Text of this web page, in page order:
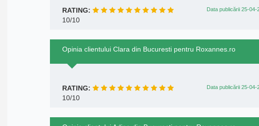
RATING: Data publicării 25-04-
10/10
Opinia clientului Clara din Bucuresti pentru Roxannes.ro
RATING: Data publicării 25-04-
10/10